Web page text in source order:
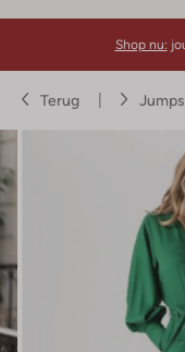
Shop nu:
Terug